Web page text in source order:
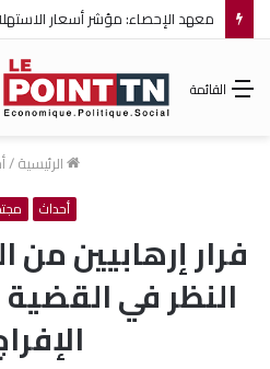
القائمة
الرئيسية/
أحداث
فرار إرهابيين من
النظر في